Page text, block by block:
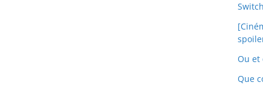
Switch
Ou et
Que